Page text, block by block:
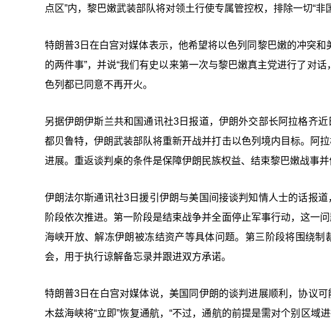
点区”内，黎巴嫩武装部队将对领土行使专属管控权，排除一切“非
特朗普3日在白宫对媒体表示，他希望将以色列同黎巴嫩的冲突
的两件事”，并说“我们有史以来第一次与黎巴嫩真主党进行了对
色列都已同意不再开火。
另据伊朗伊斯兰共和国通讯社3日报道，伊朗外交部长阿拉格齐
都贝鲁特，伊朗武装部队将重新开战并打击以色列境内目标。阿
进展。重返谈判桌的条件是保障伊朗民族权益、结束黎巴嫩战事并
伊朗法尔斯通讯社3日援引伊朗与美国间接谈判知情人士的话报
阶段依次推进。第一阶段是结束战争并全面停止军事行动，这一
海峡开放、解冻伊朗被冻结资产等具体问题。第三阶段将围绕
会，用于执行谅解备忘录并跟进双方承诺。
特朗普3日在白宫对媒体说，美国同伊朗的谈判进展顺利，协议
木兹海峡将“立即”恢复通航，“不过，通航的前提是需对个别区域